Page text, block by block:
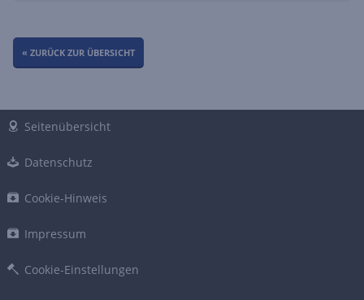
« ZURÜCK ZUR ÜBERSICHT
Seitenübersicht
Datenschutz
Cookie-Hinweis
Impressum
Cookie-Einstellungen